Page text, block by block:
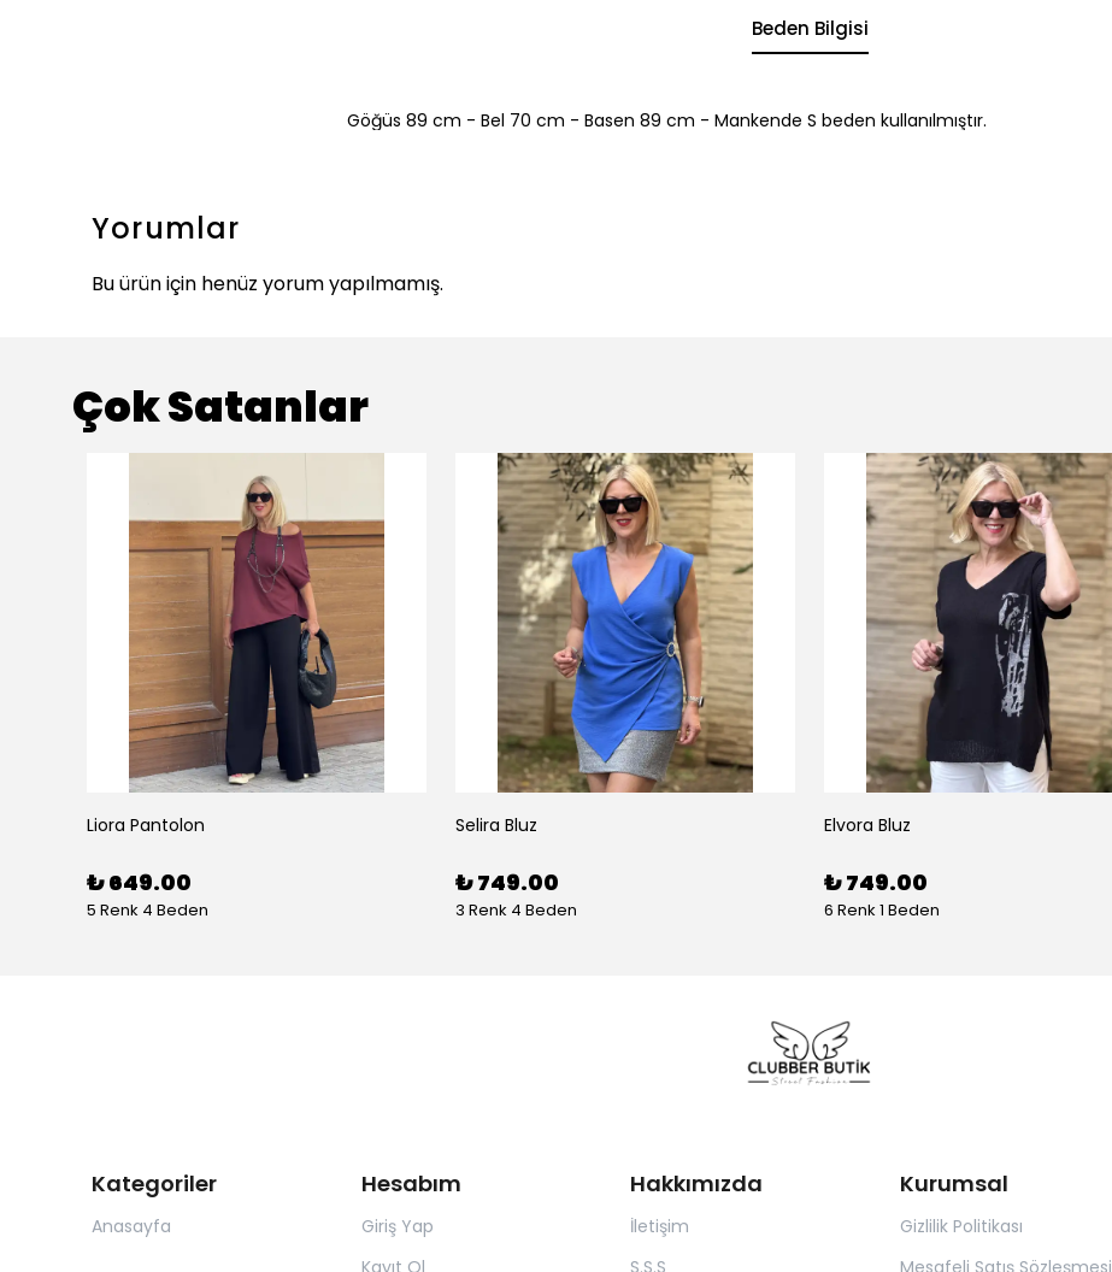
Beden Bilgisi
Göğüs 89 cm - Bel 70 cm - Basen 89 cm - Mankende S beden kullanılmıştır.
Yorumlar
Bu ürün için henüz yorum yapılmamış.
Çok Satanlar
Liora Pantolon
₺ 649.00
5 Renk 4 Beden
Selira Bluz
₺ 749.00
3 Renk 4 Beden
Elvora Bluz
₺ 749.00
6 Renk 1 Beden
Kategoriler
Anasayfa
Hesabım
Giriş Yap
Hakkımızda
İletişim
Kurumsal
Gizlilik Politikası